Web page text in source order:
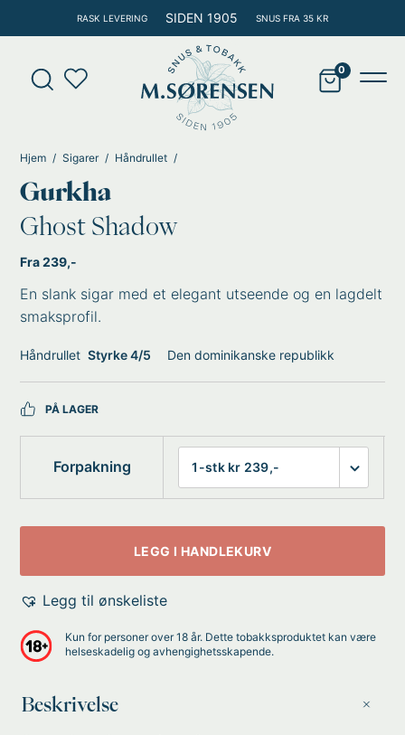
rett
innholdet
RASK LEVERING SIDEN 1905 SNUS FRA 35 KR
Products
search
Hjem Sigarer Håndrullet
Gurkha
Ghost Shadow
Fra 239,-
En slank sigar med et elegant utseende og en lagdelt
smaksprofil.
Håndrullet Styrke 4/5 Den dominikanske republikk
PÅ LAGER
Forpakning
LEGG I HANDLEKURV
Legg til ønskeliste
Kun for personer over 18 år. Dette tobakksproduktet kan være
helseskadelig og avhengighetsskapende.
Beskrivelse